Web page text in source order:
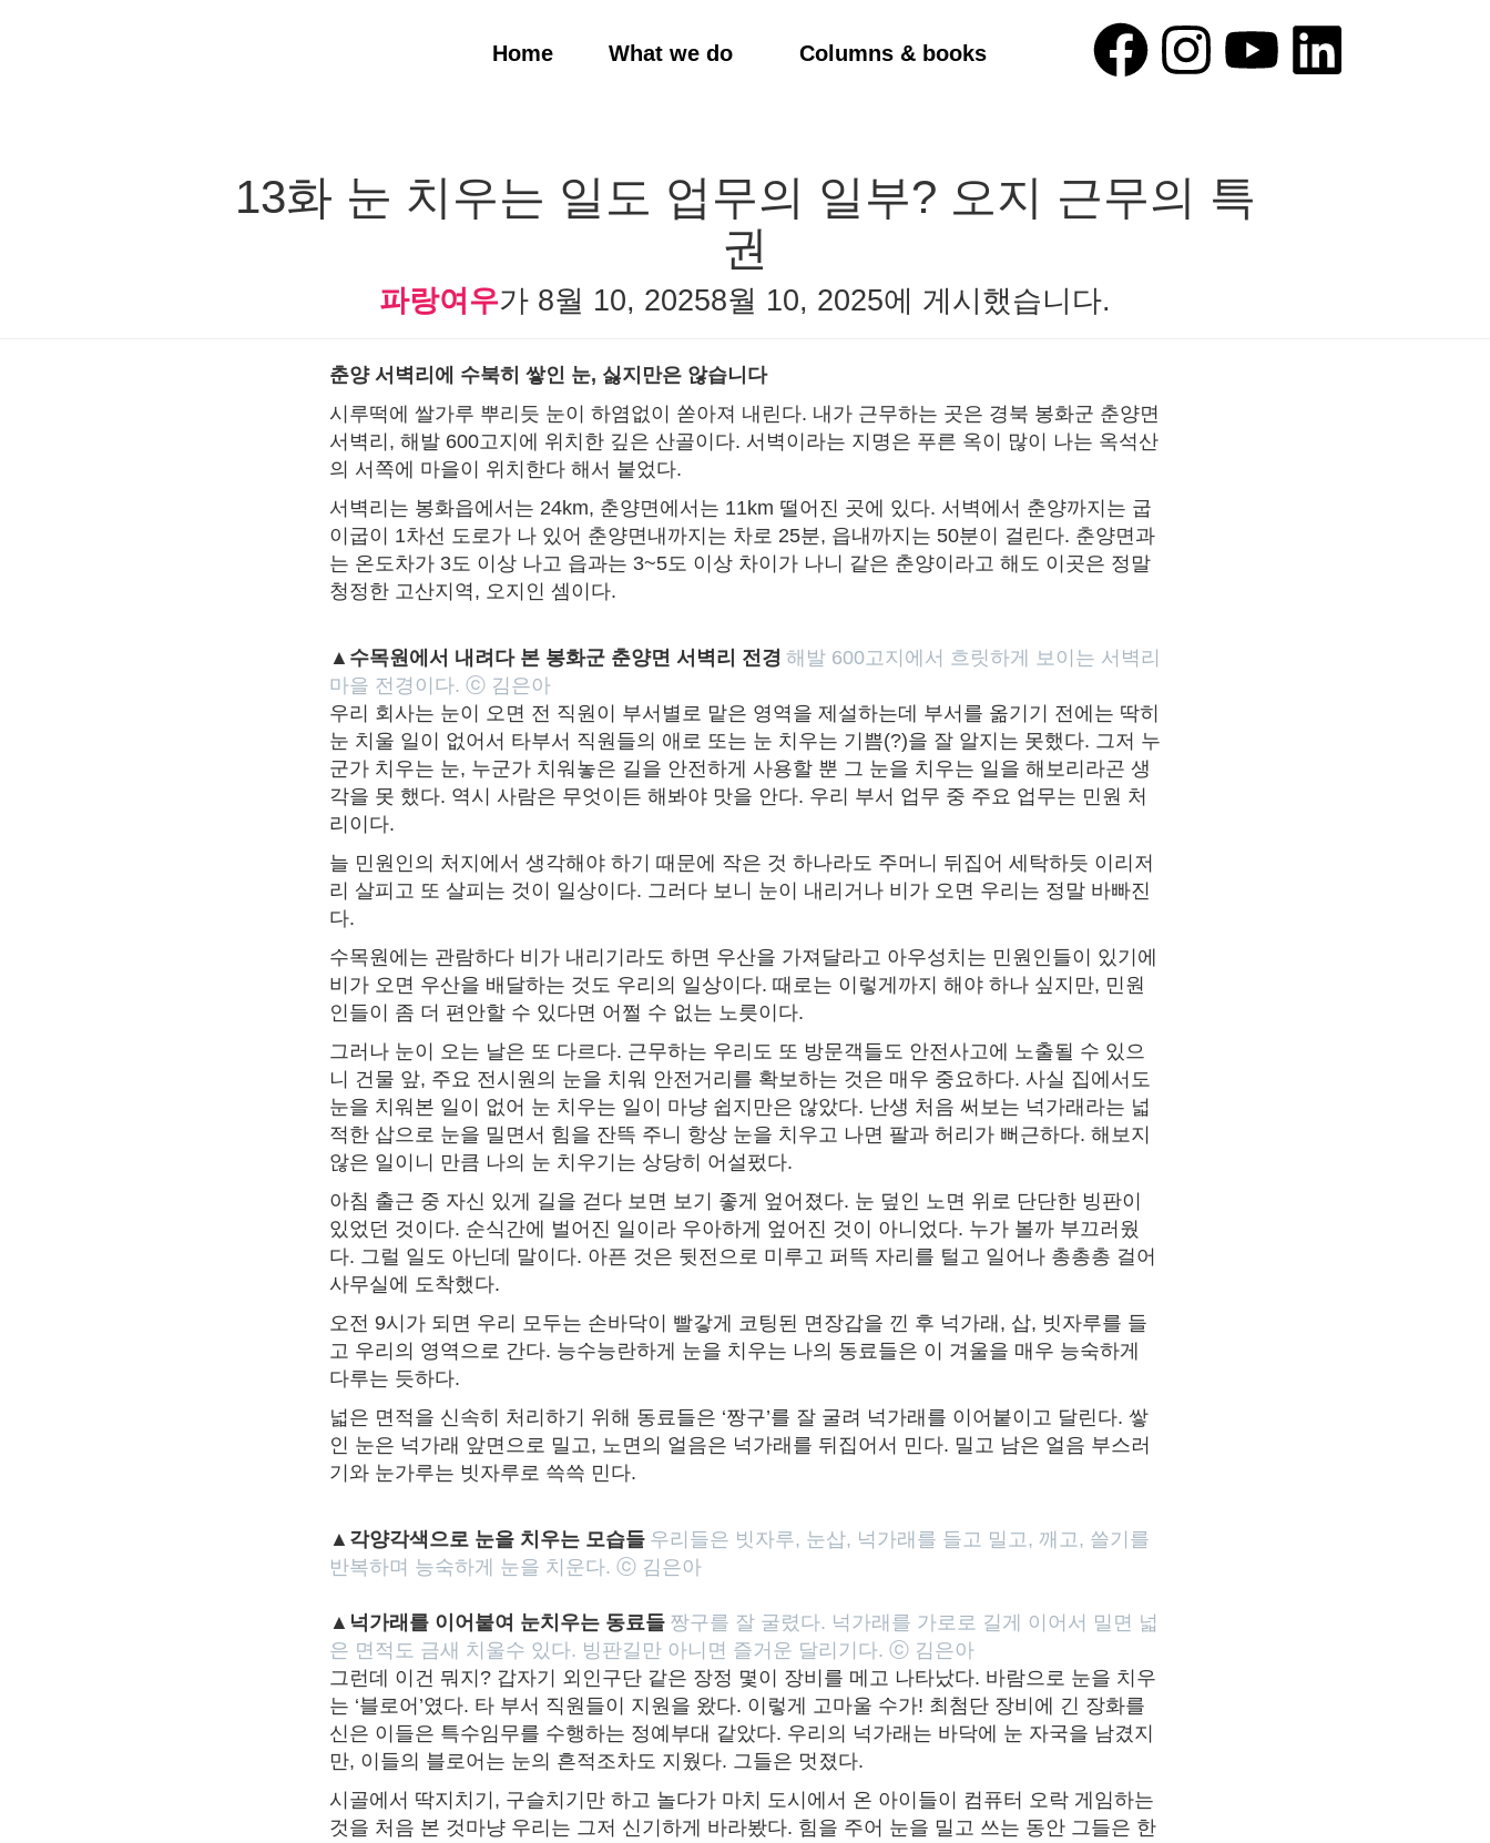
Home What we do Columns & books
13화 눈 치우는 일도 업무의 일부? 오지 근무의 특
권
파랑여우가 8월 10, 20258월 10, 2025에 게시했습니다.
춘양 서벽리에 수북히 쌓인 눈, 싫지만은 않습니다
시루떡에 쌀가루 뿌리듯 눈이 하염없이 쏟아져 내린다. 내가 근무하는 곳은 경북 봉화군 춘양면
서벽리, 해발 600고지에 위치한 깊은 산골이다. 서벽이라는 지명은 푸른 옥이 많이 나는 옥석산
의 서쪽에 마을이 위치한다 해서 붙었다.
서벽리는 봉화읍에서는 24km, 춘양면에서는 11km 떨어진 곳에 있다. 서벽에서 춘양까지는 굽
이굽이 1차선 도로가 나 있어 춘양면내까지는 차로 25분, 읍내까지는 50분이 걸린다. 춘양면과
는 온도차가 3도 이상 나고 읍과는 3~5도 이상 차이가 나니 같은 춘양이라고 해도 이곳은 정말
청정한 고산지역, 오지인 셈이다.
▲수목원에서 내려다 본 봉화군 춘양면 서벽리 전경 해발 600고지에서 흐릿하게 보이는 서벽리
마을 전경이다. ⓒ 김은아
우리 회사는 눈이 오면 전 직원이 부서별로 맡은 영역을 제설하는데 부서를 옮기기 전에는 딱히
눈 치울 일이 없어서 타부서 직원들의 애로 또는 눈 치우는 기쁨(?)을 잘 알지는 못했다. 그저 누
군가 치우는 눈, 누군가 치워놓은 길을 안전하게 사용할 뿐 그 눈을 치우는 일을 해보리라곤 생
각을 못 했다. 역시 사람은 무엇이든 해봐야 맛을 안다. 우리 부서 업무 중 주요 업무는 민원 처
리이다.
늘 민원인의 처지에서 생각해야 하기 때문에 작은 것 하나라도 주머니 뒤집어 세탁하듯 이리저
리 살피고 또 살피는 것이 일상이다. 그러다 보니 눈이 내리거나 비가 오면 우리는 정말 바빠진
다.
수목원에는 관람하다 비가 내리기라도 하면 우산을 가져달라고 아우성치는 민원인들이 있기에
비가 오면 우산을 배달하는 것도 우리의 일상이다. 때로는 이렇게까지 해야 하나 싶지만, 민원
인들이 좀 더 편안할 수 있다면 어쩔 수 없는 노릇이다.
그러나 눈이 오는 날은 또 다르다. 근무하는 우리도 또 방문객들도 안전사고에 노출될 수 있으
니 건물 앞, 주요 전시원의 눈을 치워 안전거리를 확보하는 것은 매우 중요하다. 사실 집에서도
눈을 치워본 일이 없어 눈 치우는 일이 마냥 쉽지만은 않았다. 난생 처음 써보는 넉가래라는 넓
적한 삽으로 눈을 밀면서 힘을 잔뜩 주니 항상 눈을 치우고 나면 팔과 허리가 뻐근하다. 해보지
않은 일이니 만큼 나의 눈 치우기는 상당히 어설펐다.
아침 출근 중 자신 있게 길을 걷다 보면 보기 좋게 엎어졌다. 눈 덮인 노면 위로 단단한 빙판이
있었던 것이다. 순식간에 벌어진 일이라 우아하게 엎어진 것이 아니었다. 누가 볼까 부끄러웠
다. 그럴 일도 아닌데 말이다. 아픈 것은 뒷전으로 미루고 퍼뜩 자리를 털고 일어나 총총총 걸어
사무실에 도착했다.
오전 9시가 되면 우리 모두는 손바닥이 빨갛게 코팅된 면장갑을 낀 후 넉가래, 삽, 빗자루를 들
고 우리의 영역으로 간다. 능수능란하게 눈을 치우는 나의 동료들은 이 겨울을 매우 능숙하게
다루는 듯하다.
넓은 면적을 신속히 처리하기 위해 동료들은 ‘짱구’를 잘 굴려 넉가래를 이어붙이고 달린다. 쌓
인 눈은 넉가래 앞면으로 밀고, 노면의 얼음은 넉가래를 뒤집어서 민다. 밀고 남은 얼음 부스러
기와 눈가루는 빗자루로 쓱쓱 민다.
▲각양각색으로 눈을 치우는 모습들 우리들은 빗자루, 눈삽, 넉가래를 들고 밀고, 깨고, 쓸기를
반복하며 능숙하게 눈을 치운다. ⓒ 김은아
▲넉가래를 이어붙여 눈치우는 동료들 짱구를 잘 굴렸다. 넉가래를 가로로 길게 이어서 밀면 넓
은 면적도 금새 치울수 있다. 빙판길만 아니면 즐거운 달리기다. ⓒ 김은아
그런데 이건 뭐지? 갑자기 외인구단 같은 장정 몇이 장비를 메고 나타났다. 바람으로 눈을 치우
는 ‘블로어’였다. 타 부서 직원들이 지원을 왔다. 이렇게 고마울 수가! 최첨단 장비에 긴 장화를
신은 이들은 특수임무를 수행하는 정예부대 같았다. 우리의 넉가래는 바닥에 눈 자국을 남겼지
만, 이들의 블로어는 눈의 흔적조차도 지웠다. 그들은 멋졌다.
시골에서 딱지치기, 구슬치기만 하고 놀다가 마치 도시에서 온 아이들이 컴퓨터 오락 게임하는
것을 처음 본 것마냥 우리는 그저 신기하게 바라봤다. 힘을 주어 눈을 밀고 쓰는 동안 그들은 한